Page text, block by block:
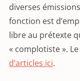
diverses
fonction est
libre au prétexte
« complotiste ».
d’articles ici.